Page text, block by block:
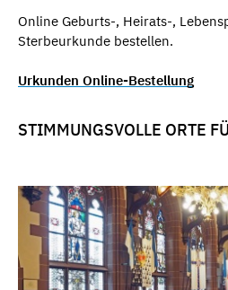
Online Geburts-, Heirats-,
Sterbeurkunde bestellen.
Urkunden Online-Bestellung
STIMMUNGSVOLLE ORTE